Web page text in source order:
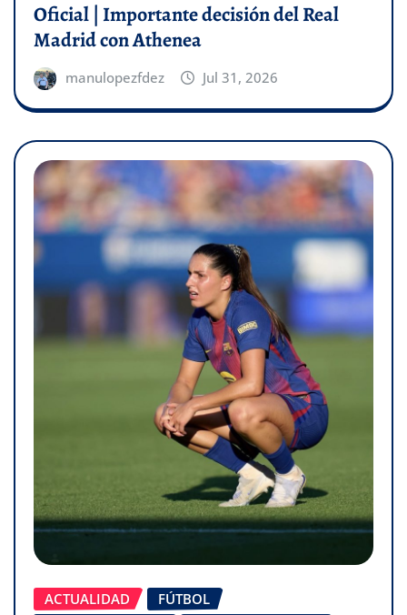
Oficial | Importante decisión del Real
Madrid con Athenea
manulopezfdez Jul 31, 2026
ACTUALIDAD
FÚTBOL